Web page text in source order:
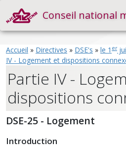
Conseil national
Accueil » Directives » DSE's » le 1 er
IV - Logement et dispositions
Partie IV -
dispositions
DSE-25 - Logement
Introduction